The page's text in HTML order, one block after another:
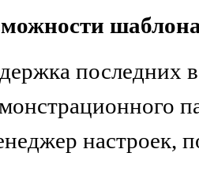
последних
настроек,